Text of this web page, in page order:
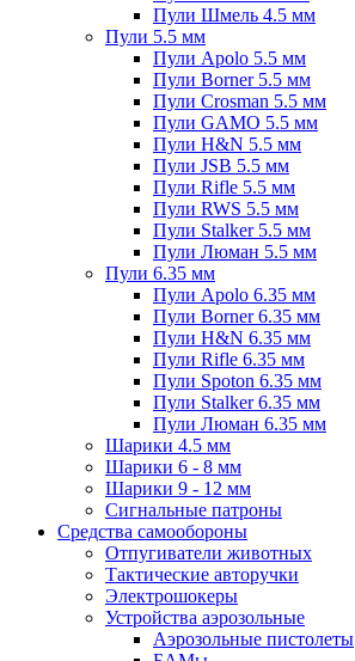
Пули Шмель 4.5 мм
Пули 5.5 мм
Пули Apolo 5.5 мм
Пули Borner 5.5 мм
Пули Crosman 5.5 мм
Пули GAMO 5.5 мм
Пули H&N 5.5 мм
Пули JSB 5.5 мм
Пули Rifle 5.5 мм
Пули RWS 5.5 мм
Пули Stalker 5.5 мм
Пули Люман 5.5 мм
Пули 6.35 мм
Пули Apolo 6.35 мм
Пули Borner 6.35 мм
Пули H&N 6.35 мм
Пули Rifle 6.35 мм
Пули Spoton 6.35 мм
Пули Stalker 6.35 мм
Пули Люман 6.35 мм
Шарики 4.5 мм
Шарики 6 - 8 мм
Шарики 9 - 12 мм
Сигнальные патроны
Средства самообороны
Отпугиватели животных
Тактические авторучки
Электрошокеры
Устройства аэрозольные
Аэрозольные пистолеты